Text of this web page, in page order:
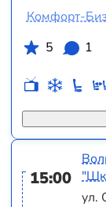
Комфорт-
5
1
15:00
ул.